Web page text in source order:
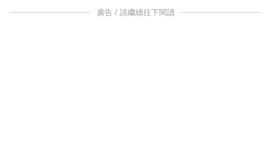
廣告 / 請繼續往下閱讀